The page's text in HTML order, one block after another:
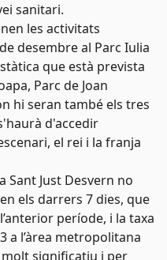
sanitari.
les activitats
desembre al Parc Iulia
que està prevista
Parc de Joan
hi seran també els tres
d'accedir
el rei i la franja
Sant Just Desvern no
els darrers 7 dies, que
període, i la taxa
a l’àrea metropolitana
molt significatiu i per